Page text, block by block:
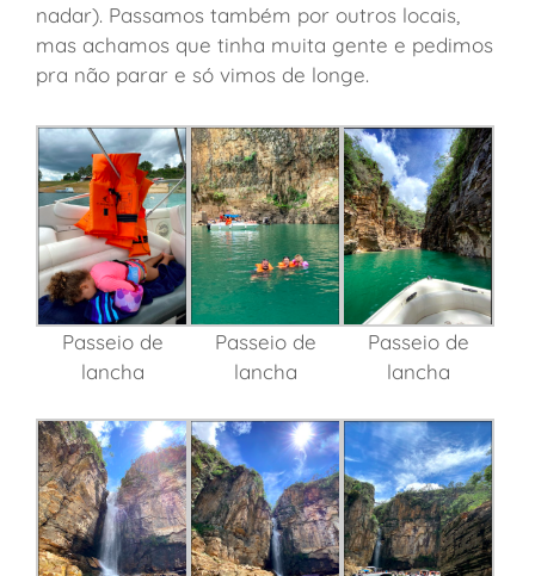
nadar). Passamos também por outros locais,
mas achamos que tinha muita gente e pedimos
pra não parar e só vimos de longe.
Passeio de
lancha
Passeio de
lancha
Passeio de
lancha